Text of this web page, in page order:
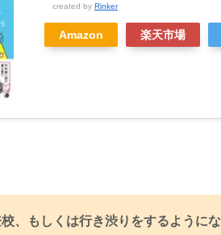
created by Rinker
Amazon 楽天市場
校、もしくは行き渋りをするように